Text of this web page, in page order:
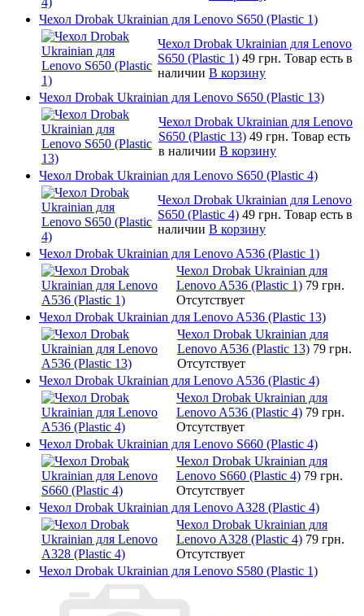
Чехол Drobak Ukrainian для Lenovo S650 (Plastic 1)
Чехол Drobak Ukrainian для Lenovo
S650 (Plastic 1) 49 грн. Товар есть в
наличии В корзину
Чехол Drobak Ukrainian для Lenovo S650 (Plastic 13)
Чехол Drobak Ukrainian для Lenovo
S650 (Plastic 13) 49 грн. Товар есть
в наличии В корзину
Чехол Drobak Ukrainian для Lenovo S650 (Plastic 4)
Чехол Drobak Ukrainian для Lenovo
S650 (Plastic 4) 49 грн. Товар есть в
наличии В корзину
Чехол Drobak Ukrainian для Lenovo A536 (Plastic 1)
Чехол Drobak Ukrainian для
Lenovo A536 (Plastic 1) 79 грн.
Отсутствует
Чехол Drobak Ukrainian для Lenovo A536 (Plastic 13)
Чехол Drobak Ukrainian для
Lenovo A536 (Plastic 13) 79 грн.
Отсутствует
Чехол Drobak Ukrainian для Lenovo A536 (Plastic 4)
Чехол Drobak Ukrainian для
Lenovo A536 (Plastic 4) 79 грн.
Отсутствует
Чехол Drobak Ukrainian для Lenovo S660 (Plastic 4)
Чехол Drobak Ukrainian для
Lenovo S660 (Plastic 4) 79 грн.
Отсутствует
Чехол Drobak Ukrainian для Lenovo A328 (Plastic 4)
Чехол Drobak Ukrainian для
Lenovo A328 (Plastic 4) 79 грн.
Отсутствует
Чехол Drobak Ukrainian для Lenovo S580 (Plastic 1)